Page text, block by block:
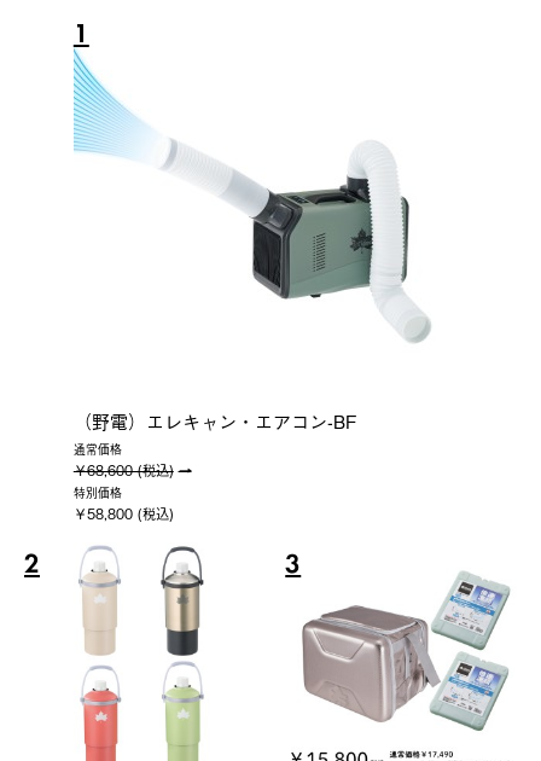
1
（野電）エレキャン・エアコン-BF
通常価格
￥68,600 (税込)
特別価格
￥58,800 (税込)
2 3